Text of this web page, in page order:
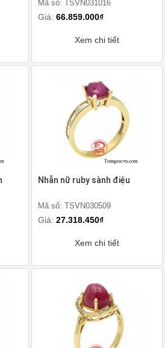
Mã số: TSVN031016
Giá: 66.859.000₫
Xem chi tiết
Nhẫn nữ ruby sành điệu
Mã số: TSVN030509
Giá: 27.318.450₫
Xem chi tiết